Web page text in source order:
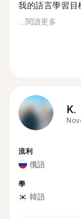
我的語言學習目
...閱讀更多
K.
流利
俄語
學
韓語